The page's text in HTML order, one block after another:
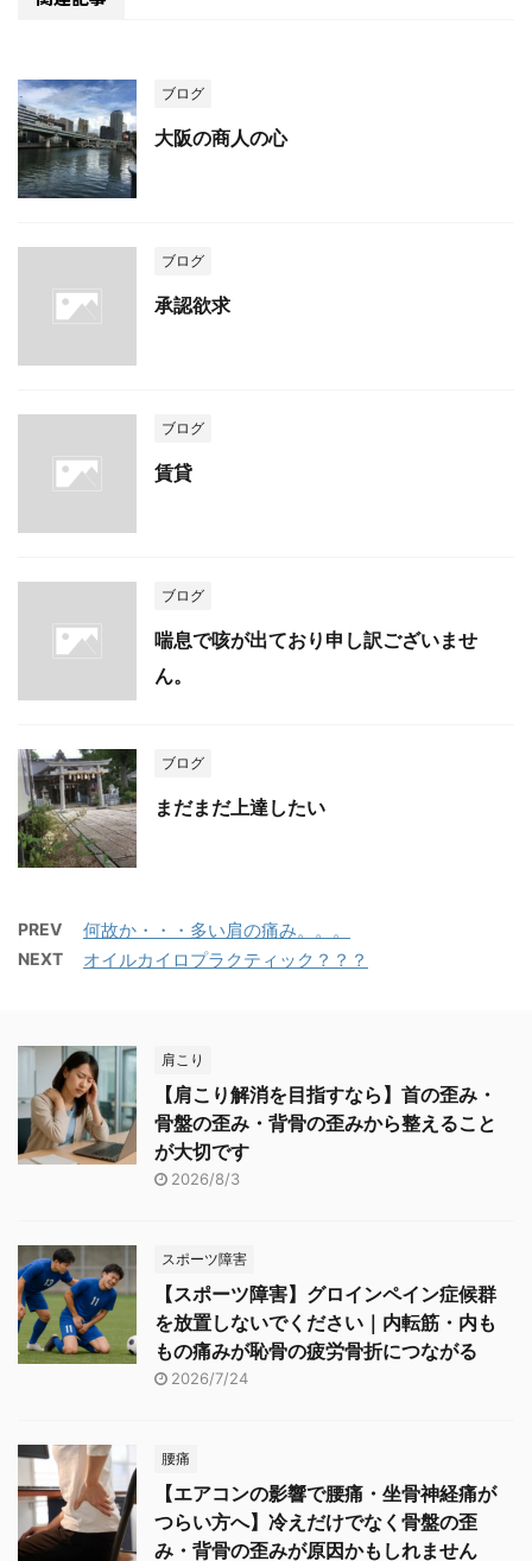
ブログ
大阪の商人の心
ブログ
承認欲求
ブログ
賃貸
ブログ
喘息で咳が出ており申し訳ございませ
ん。
ブログ
まだまだ上達したい
PREV 何故か・・・多い肩の痛み。。。
NEXT オイルカイロプラクティック？？？
肩こり
【肩こり解消を目指すなら】首の歪み・
骨盤の歪み・背骨の歪みから整えること
が大切です
2026/8/3
スポーツ障害
【スポーツ障害】グロインペイン症候群
を放置しないでください｜内転筋・内も
もの痛みが恥骨の疲労骨折につながる
2026/7/24
腰痛
【エアコンの影響で腰痛・坐骨神経痛が
つらい方へ】冷えだけでなく骨盤の歪
み・背骨の歪みが原因かもしれません